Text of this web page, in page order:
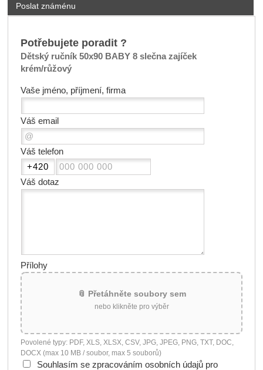
Poslat známénu
Potřebujete poradit ?
Dětský ručník 50x90 BABY 8 slečna zajíček
krém/růžový
Vaše jméno, příjmení, firma
Váš email
Váš telefon
Váš dotaz
Přílohy
📎 Přetáhněte soubory sem
nebo klikněte pro výběr
Povolené typy: PDF, XLS, XLSX, CSV, JPG, JPEG, PNG, TXT, DOC,
DOCX (max 10 MB / soubor, max 5 souborů)
Souhlasím se zpracováním osobních údajů pro